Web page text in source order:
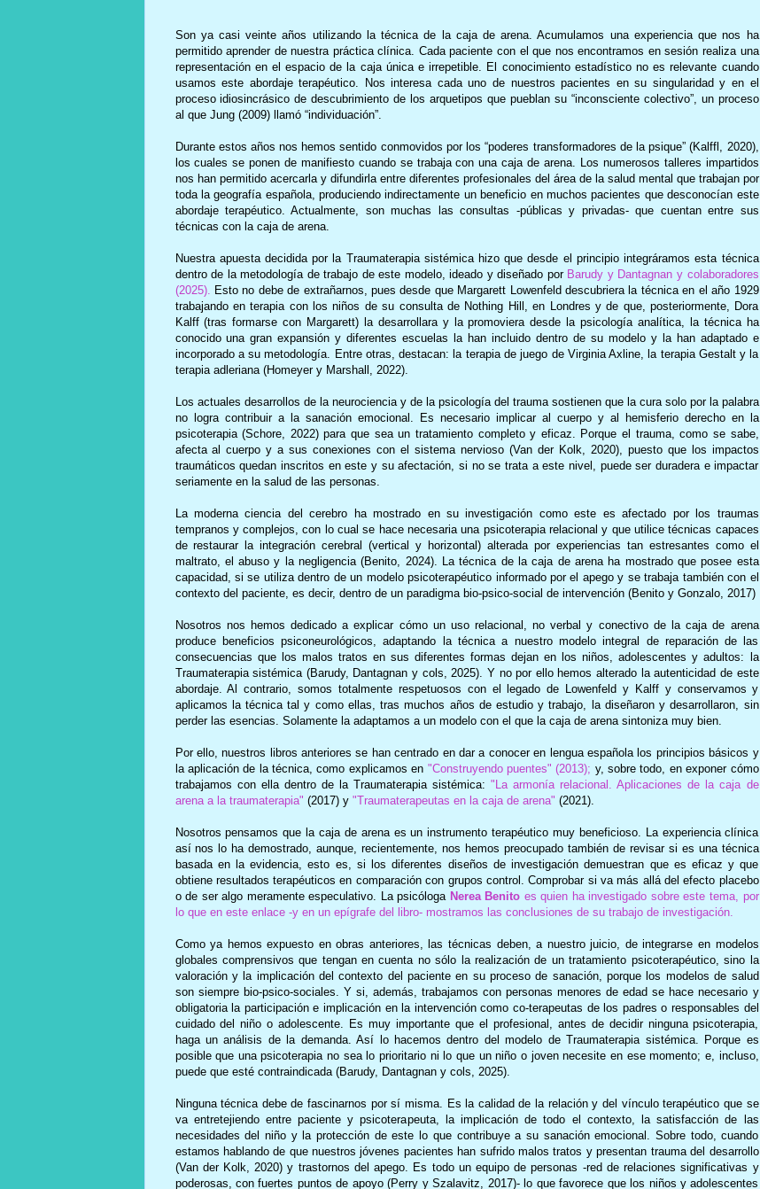
Son ya casi veinte años utilizando la técnica de la caja de arena. Acumulamos una experiencia que nos ha
permitido aprender de nuestra práctica clínica. Cada paciente con el que nos encontramos en sesión realiza una
representación en el espacio de la caja única e irrepetible. El conocimiento estadístico no es relevante cuando
usamos este abordaje terapéutico. Nos interesa cada uno de nuestros pacientes en su singularidad y en el
proceso idiosincrásico de descubrimiento de los arquetipos que pueblan su “inconsciente colectivo”, un proceso
al que Jung (2009) llamó “individuación”.
Durante estos años nos hemos sentido conmovidos por los “poderes transformadores de la psique” (Kalffl, 2020),
los cuales se ponen de manifiesto cuando se trabaja con una caja de arena. Los numerosos talleres impartidos
nos han permitido acercarla y difundirla entre diferentes profesionales del área de la salud mental que trabajan por
toda la geografía española, produciendo indirectamente un beneficio en muchos pacientes que desconocían este
abordaje terapéutico. Actualmente, son muchas las consultas -públicas y privadas- que cuentan entre sus
técnicas con la caja de arena.
Nuestra apuesta decidida por la Traumaterapia sistémicahizo que desde el principio integráramos esta técnica
dentro de la metodología de trabajo de este modelo, ideado y diseñado por Barudy y Dantagnan y colaboradores
(2025). Esto no debe de extrañarnos, pues desde que Margarett Lowenfeld descubriera la técnica en el año 1929
trabajando en terapia con los niños de su consulta de Nothing Hill, en Londres y de que, posteriormente, Dora
Kalff (tras formarse con Margarett) la desarrollara y la promoviera desde la psicología analítica, la técnica ha
conocido una gran expansión y diferentes escuelas la han incluido dentro de su modelo y la han adaptado e
incorporado a su metodología. Entre otras, destacan: la terapia de juego de Virginia Axline, la terapia Gestalt y la
terapia adleriana (Homeyer y Marshall, 2022).
Los actuales desarrollos de la neurociencia y de la psicología del trauma sostienen que la cura solo por la palabra
no logra contribuir a la sanación emocional. Es necesario implicar al cuerpo y al hemisferio derecho en la
psicoterapia (Schore, 2022) para que sea un tratamiento completo y eficaz. Porque el trauma, como se sabe,
afecta al cuerpo y a sus conexiones con el sistema nervioso (Van der Kolk, 2020), puesto que los impactos
traumáticos quedan inscritos en este y su afectación, si no se trata a este nivel, puede ser duradera e impactar
seriamente en la salud de las personas.
La moderna ciencia del cerebro ha mostrado en su investigación como este es afectado por los traumas
tempranos y complejos, con lo cual se hace necesaria una psicoterapia relacional y que utilice técnicas capaces
de restaurar la integración cerebral (vertical y horizontal) alterada por experiencias tan estresantes como el
maltrato, el abuso y la negligencia (Benito, 2024). La técnica de la caja de arena ha mostrado que posee esta
capacidad, si se utiliza dentro de un modelo psicoterapéutico informado por el apego y se trabaja también con el
contexto del paciente, es decir, dentro de un paradigma bio-psico-social de intervención (Benito y Gonzalo, 2017)
Nosotros nos hemos dedicado a explicar cómo un uso relacional, no verbal y conectivo de la caja de arena
produce beneficios psiconeurológicos, adaptando la técnica a nuestro modelo integral de reparación de las
consecuencias que los malos tratos en sus diferentes formas dejan en los niños, adolescentes y adultos: la
Traumaterapia sistémica (Barudy, Dantagnan y cols, 2025). Y no por ello hemos alterado la autenticidad de este
abordaje. Al contrario, somos totalmente respetuosos con el legado de Lowenfeld y Kalff y conservamos y
aplicamos la técnica tal y como ellas, tras muchos años de estudio y trabajo, la diseñaron y desarrollaron, sin
perder las esencias. Solamente la adaptamos a un modelo con el que la caja de arena sintoniza muy bien.
Por ello, nuestros libros anteriores se han centrado en dar a conocer en lengua española los principios básicos y
la aplicación de la técnica, como explicamos en "Construyendo puentes" (2013); y, sobre todo, en exponer cómo
trabajamos con ella dentro de la Traumaterapia sistémica:"La armonía relacional. Aplicaciones de la caja de
arena a la traumaterapia" (2017) y "Traumaterapeutas en la caja de arena" (2021).
Nosotros pensamos que la caja de arena es un instrumento terapéutico muy beneficioso. La experiencia clínica
así nos lo ha demostrado, aunque, recientemente, nos hemos preocupado también de revisar si es una técnica
basada en la evidencia, esto es, si los diferentes diseños de investigación demuestran que es eficaz y que
obtiene resultados terapéuticos en comparación con grupos control. Comprobar si va más allá del efecto placebo
o de ser algo meramente especulativo. La psicóloga Nerea Benito es quien ha investigado sobre este tema, por
lo que en este enlace -y en un epígrafe del libro- mostramos las conclusiones de su trabajo de investigación.
Como ya hemos expuesto en obras anteriores, las técnicas deben, a nuestro juicio, de integrarse en modelos
globales comprensivos que tengan en cuenta no sólo la realización de un tratamiento psicoterapéutico, sino la
valoración y la implicación del contexto del paciente en su proceso de sanación, porque los modelos de salud
son siempre bio-psico-sociales. Y si, además, trabajamos con personas menores de edad se hace necesario y
obligatoria la participación e implicación en la intervención como co-terapeutas de los padres o responsables del
cuidado del niño o adolescente. Es muy importante que el profesional, antes de decidir ninguna psicoterapia,
haga un análisis de la demanda. Así lo hacemos dentro del modelo de Traumaterapia sistémica. Porque es
posible que una psicoterapia no sea lo prioritario ni lo que un niño o joven necesite en ese momento; e, incluso,
puede que esté contraindicada (Barudy, Dantagnan y cols, 2025).
Ninguna técnica debe de fascinarnos por sí misma. Es la calidad de la relación y del vínculo terapéutico que se
va entretejiendo entre paciente y psicoterapeuta, la implicación de todo el contexto, la satisfacción de las
necesidades del niño y la protección de este lo que contribuye a su sanación emocional. Sobre todo, cuando
estamos hablando de que nuestros jóvenes pacientes han sufrido malos tratos y presentan trauma del desarrollo
(Van der Kolk, 2020) y trastornos del apego. Es todo un equipo de personas -red de relaciones significativas y
poderosas, con fuertes puntos de apoyo (Perry y Szalavitz, 2017)- lo que favorece que los niños y adolescentes